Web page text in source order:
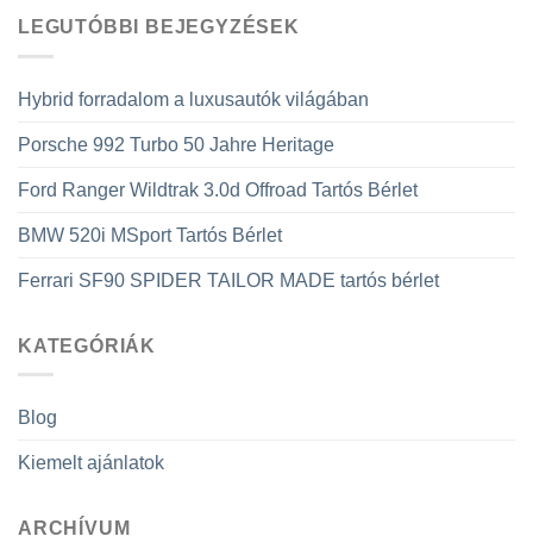
LEGUTÓBBI BEJEGYZÉSEK
Hybrid forradalom a luxusautók világában
Porsche 992 Turbo 50 Jahre Heritage
Ford Ranger Wildtrak 3.0d Offroad Tartós Bérlet
BMW 520i MSport Tartós Bérlet
Ferrari SF90 SPIDER TAILOR MADE tartós bérlet
KATEGÓRIÁK
Blog
Kiemelt ajánlatok
ARCHÍVUM